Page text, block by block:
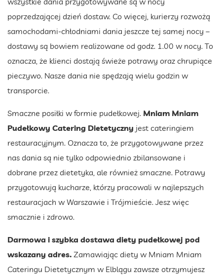
poprzedzającej dzień dostaw. Co więcej, kurierzy rozwożą
samochodami-chłodniami dania jeszcze tej samej nocy –
dostawy są bowiem realizowane od godz. 1.00 w nocy. To
oznacza, że klienci dostają świeże potrawy oraz chrupiące
pieczywo. Nasze dania nie spędzają wielu godzin w
transporcie.
Smaczne posiłki w formie pudełkowej. Mniam Mniam
Pudełkowy Catering Dietetyczny jest cateringiem
restauracyjnym. Oznacza to, że przygotowywane przez
nas dania są nie tylko odpowiednio zbilansowane i
dobrane przez dietetyka, ale również smaczne. Potrawy
przygotowują kucharze, którzy pracowali w najlepszych
restauracjach w Warszawie i Trójmieście. Jesz więc
smacznie i zdrowo.
Darmowa i szybka dostawa diety pudełkowej pod
wskazany adres. Zamawiając diety w Mniam Mniam
Cateringu Dietetycznym w Elblągu zawsze otrzymujesz